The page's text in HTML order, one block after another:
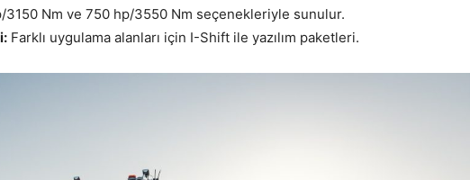
3150 Nm ve 750 hp/3550 Nm seçenekleriyle sunulur.
Farklı uygulama alanları için I-Shift ile yazılım paketleri.